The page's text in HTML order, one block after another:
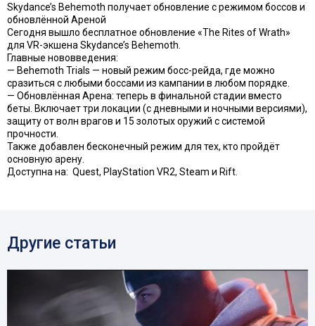
Skydance’s Behemoth получает обновление с режимом боссов и
обновлённой Ареной
Сегодня вышло бесплатное обновление «The Rites of Wrath»
для VR-экшена Skydance’s Behemoth.
Главные нововведения:
— Behemoth Trials — новый режим босс-рейда, где можно
сразиться с любыми боссами из кампании в любом порядке.
— Обновлённая Арена: теперь в финальной стадии вместо
беты. Включает три локации (с дневными и ночными версиями),
защиту от волн врагов и 15 золотых оружий с системой
прочности.
Также добавлен бесконечный режим для тех, кто пройдёт
основную арену.
Доступна на: Quest, PlayStation VR2, Steam и Rift.
Другие статьи